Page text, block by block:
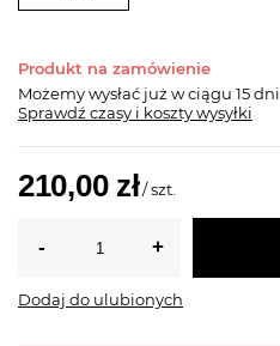
Produkt na zamówienie
Możemy wysłać już w ciągu 15 dni
Sprawdź czasy i koszty wysyłki
210,00 zł/szt.
Dodaj do ulubionych